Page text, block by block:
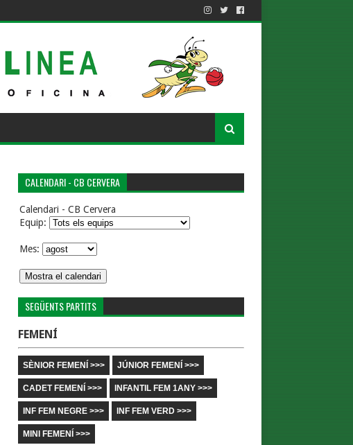
CALENDARI - CB CERVERA
Calendari - CB Cervera
Equip:
Mes:
SEGÜENTS PARTITS
FEMENÍ
SÈNIOR FEMENÍ >>> JÚNIOR FEMENÍ >>>
CADET FEMENÍ >>> INFANTIL FEM 1ANY >>>
INF FEM NEGRE >>> INF FEM VERD >>>
MINI FEMENÍ >>>